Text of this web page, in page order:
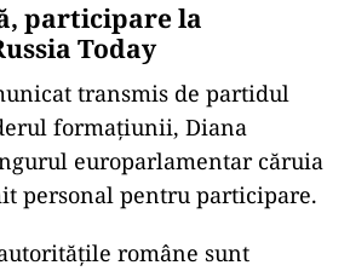
participare la
Today
transmis de partidul
formațiunii, Diana
europarlamentar căruia
personal pentru participare.
ățile române sunt